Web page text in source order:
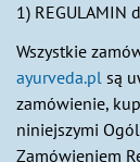
1) REGULAMIN
Wszystkie
ayurveda.pl są
zamówienie,
niniejszymi
Zamówieniem